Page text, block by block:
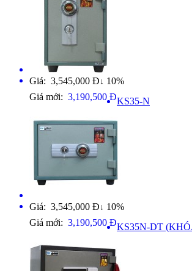
Giá: 3,545,000 Đ ↓ 10%
Giá mới: 3,190,500 ĐKS35-N
Giá: 3,545,000 Đ ↓ 10%
Giá mới: 3,190,500 ĐKS35N-DT